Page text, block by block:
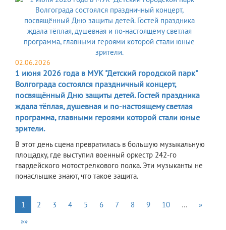
02.06.2026
1 июня 2026 года в МУК "Детский городской парк"
Волгограда состоялся праздничный концерт,
посвящённый Дню защиты детей. Гостей праздника
ждала тёплая, душевная и по-настоящему светлая
программа, главными героями которой стали юные
зрители.
В этот день сцена превратилась в большую музыкальную
площадку, где выступил военный оркестр 242-го
гвардейского мотострелкового полка. Эти музыканты не
понаслышке знают, что такое защита.
1 2 3 4 5 6 7 8 9 10 …
»
»»